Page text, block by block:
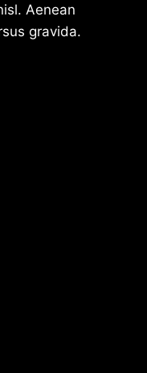
Aenean
gravida.